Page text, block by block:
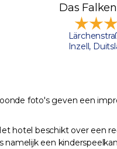
Das
Inzell,
foto's geven een
hotel beschikt over een
een